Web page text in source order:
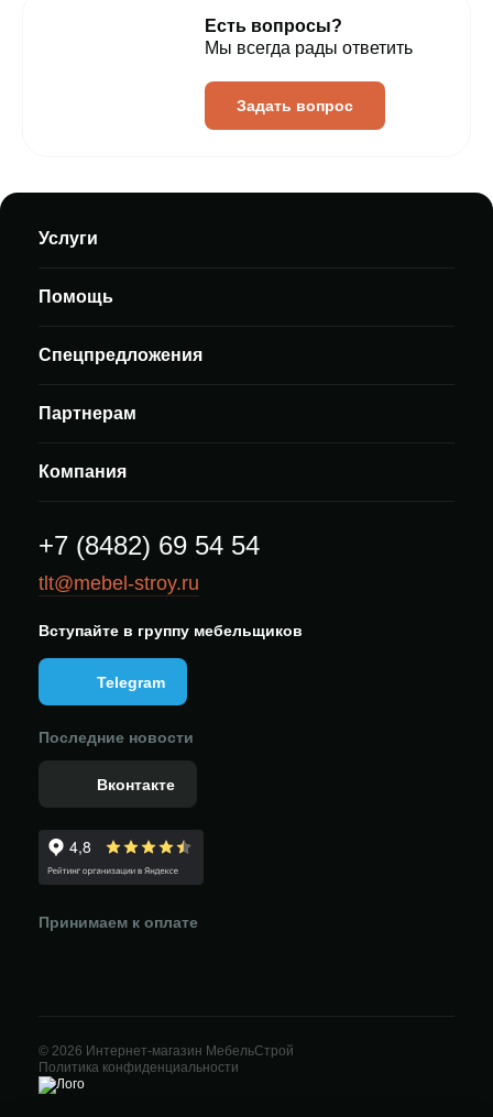
Есть вопросы?
Мы всегда рады ответить
Задать вопрос
Услуги
Помощь
Спецпредложения
Партнерам
Компания
+7 (8482) 69 54 54
tlt@mebel-stroy.ru
Вступайте в группу мебельщиков
Telegram
Последние новости
Вконтакте
Принимаем к оплате
© 2026 Интернет-магазин МебельСтрой
Политика конфиденциальности